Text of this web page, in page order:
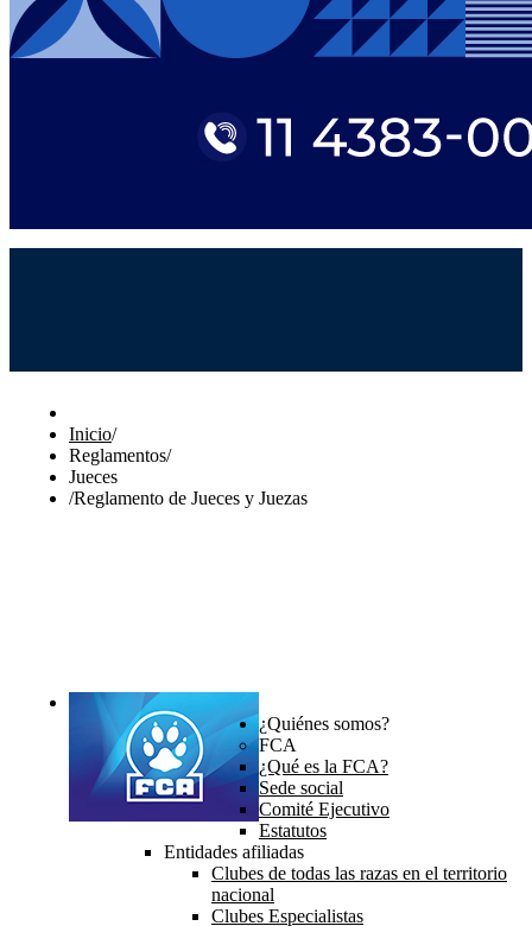
Inicio/
Reglamentos/
Jueces
/Reglamento de Jueces y Juezas
¿Quiénes somos?
FCA
¿Qué es la FCA?
Sede social
Comité Ejecutivo
Estatutos
Entidades afiliadas
Clubes de todas las razas en el territorio
nacional
Clubes Especialistas